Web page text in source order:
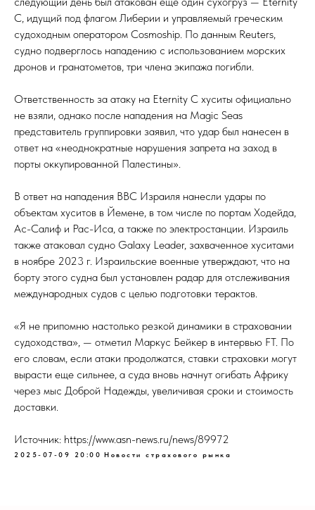
C, идущий под флагом Либерии и управляемый греческим
судоходным оператором Cosmoship. По данным Reuters,
судно подверглось нападению с использованием морских
дронов и гранатометов, три члена экипажа погибли.
Ответственность за атаку на Eternity C хуситы официально
не взяли, однако после нападения на Magic Seas
представитель группировки заявил, что удар был нанесен в
ответ на «неоднократные нарушения запрета на заход в
порты оккупированной Палестины».
В ответ на нападения ВВС Израиля нанесли удары по
объектам хуситов в Йемене, в том числе по портам Ходейда,
Ас-Салиф и Рас-Иса, а также по электростанции. Израиль
также атаковал судно Galaxy Leader, захваченное хуситами
в ноябре 2023 г. Израильские военные утверждают, что на
борту этого судна был установлен радар для отслеживания
международных судов с целью подготовки терактов.
«Я не припомню настолько резкой динамики в страховании
судоходства», — отметил Маркус Бейкер в интервью FT. По
его словам, если атаки продолжатся, ставки страховки могут
вырасти еще сильнее, а суда вновь начнут огибать Африку
через мыс Доброй Надежды, увеличивая сроки и стоимость
доставки.
Источник: https://www.asn-news.ru/news/89972
2025-07-09 20:00 Новости страхового рынка